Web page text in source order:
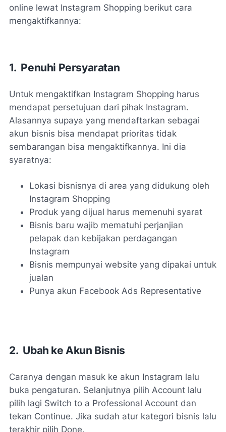
online lewat Instagram Shopping berikut cara
mengaktifkannya:
1. Penuhi Persyaratan
Untuk mengaktifkan Instagram Shopping harus
mendapat persetujuan dari pihak Instagram.
Alasannya supaya yang mendaftarkan sebagai
akun bisnis bisa mendapat prioritas tidak
sembarangan bisa mengaktifkannya. Ini dia
syaratnya:
Lokasi bisnisnya di area yang didukung oleh
Instagram Shopping
Produk yang dijual harus memenuhi syarat
Bisnis baru wajib mematuhi perjanjian
pelapak dan kebijakan perdagangan
Instagram
Bisnis mempunyai website yang dipakai untuk
jualan
Punya akun Facebook Ads Representative
2. Ubah ke Akun Bisnis
Caranya dengan masuk ke akun Instagram lalu
buka pengaturan. Selanjutnya pilih Account lalu
pilih lagi Switch to a Professional Account dan
tekan Continue. Jika sudah atur kategori bisnis lalu
terakhir pilih Done.